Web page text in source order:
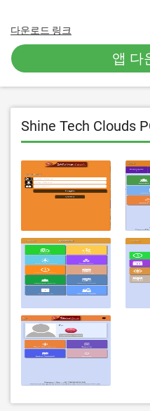
다운로드 링크
앱 다
Shine Tech Clouds